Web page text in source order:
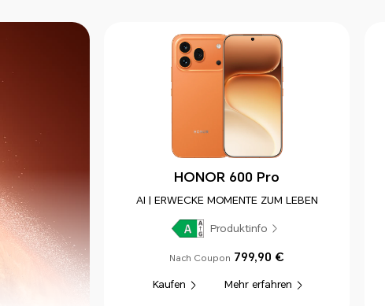
HONOR 600 Pro
AI | ERWECKE MOMENTE ZUM LEBEN
Produktinfo
Nach Coupon 799,90 €
Kaufen Mehr erfahren